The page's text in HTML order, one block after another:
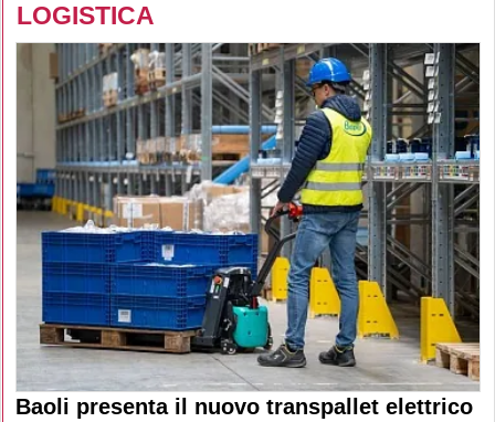
LOGISTICA
Baoli presenta il nuovo transpallet elettrico